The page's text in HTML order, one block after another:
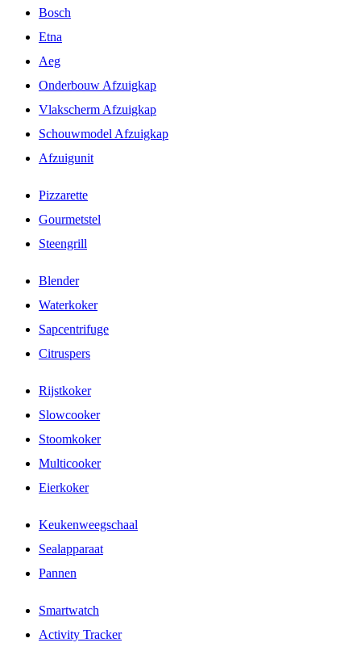
Bosch
Etna
Aeg
Onderbouw Afzuigkap
Vlakscherm Afzuigkap
Schouwmodel Afzuigkap
Afzuigunit
Pizzarette
Gourmetstel
Steengrill
Blender
Waterkoker
Sapcentrifuge
Citruspers
Rijstkoker
Slowcooker
Stoomkoker
Multicooker
Eierkoker
Keukenweegschaal
Sealapparaat
Pannen
Smartwatch
Activity Tracker